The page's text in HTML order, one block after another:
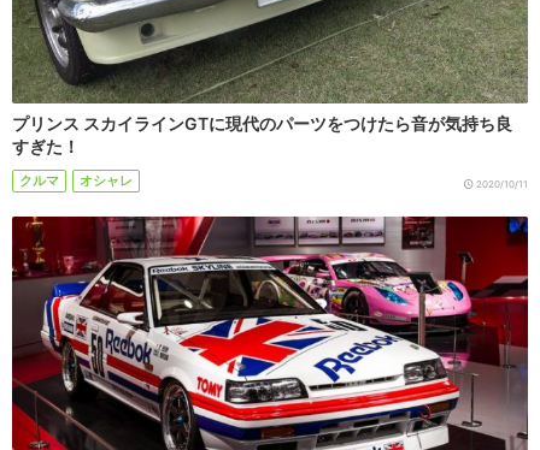
プリンス スカイラインGTに現代のパーツをつけたら音が気持ち良
すぎた！
クルマ オシャレ 2020/10/11